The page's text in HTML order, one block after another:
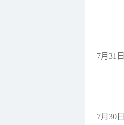
7月31日
7月30日